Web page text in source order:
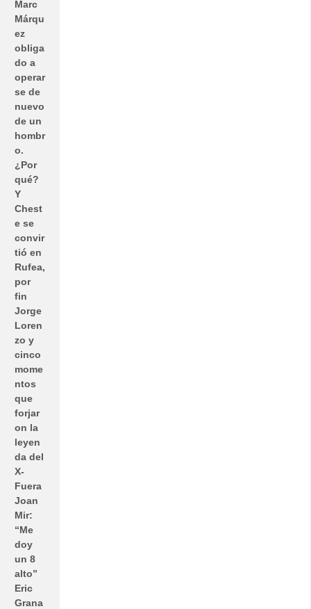
Marc
Márqu
ez
obliga
do a
operar
se de
nuevo
de un
hombr
o.
¿Por
qué?
Y
Chest
e se
convir
tió en
Rufea,
por
fin
Jorge
Loren
zo y
cinco
mome
ntos
que
forjar
on la
leyen
da del
X-
Fuera
Joan
Mir:
“Me
doy
un 8
alto”
Eric
Grana